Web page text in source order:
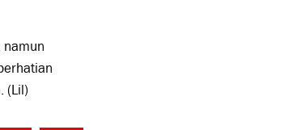
namun
(Lil)